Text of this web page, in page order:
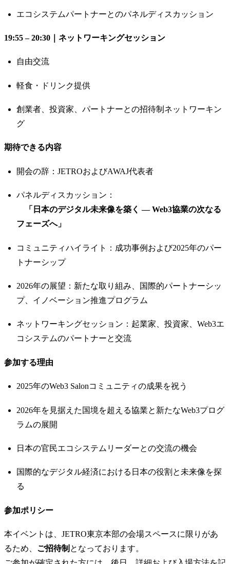
​エコシステムパートナーとのパネルディスカッション
19:55 – 20:30｜ネットワーキングセッション
​自由交流
​軽食・ドリンク提供
​創業者、投資家、パートナーとの招待制ネットワーキン
グ
​期待できる内容
​開会の辞：JETROおよびAWAJ代表者
​パネルディスカッション：
「日本のデジタル未来像を築く — Web3協業の次なる
フェーズへ」
​コミュニティハイライト：成功事例および2025年のパー
トナーシップ
​2026年の展望：新たな取り組み、国際的パートナーシッ
プ、イノベーション推進プログラム
​ネットワーキングセッション：起業家、投資家、Web3エ
コシステムのパートナーと交流
​参加する理由
​2025年のWeb3 Salonコミュニティの成果を祝う
​2026年を見据えた国境を超える協業と新たなWeb3プログ
ラムの展開
​日本の官民エコシステムリーダーとの交流の機会
​国際的なデジタル経済における日本の役割と未来像を探
る
​参加ポリシー
​本イベントは、JETRO東京本部の会場スペースに限りがあ
るため、 ご招待制 となっております。